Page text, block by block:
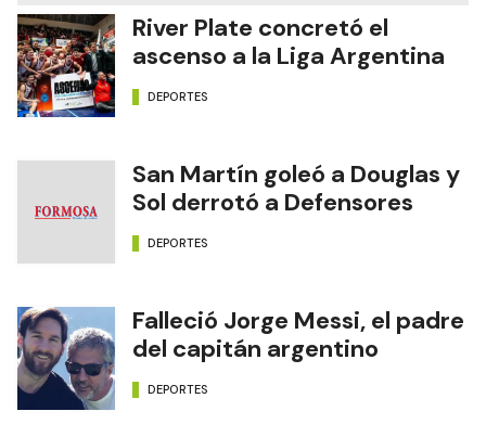
River Plate concretó el
ascenso a la Liga Argentina
DEPORTES
San Martín goleó a Douglas y
Sol derrotó a Defensores
DEPORTES
Falleció Jorge Messi, el padre
del capitán argentino
DEPORTES